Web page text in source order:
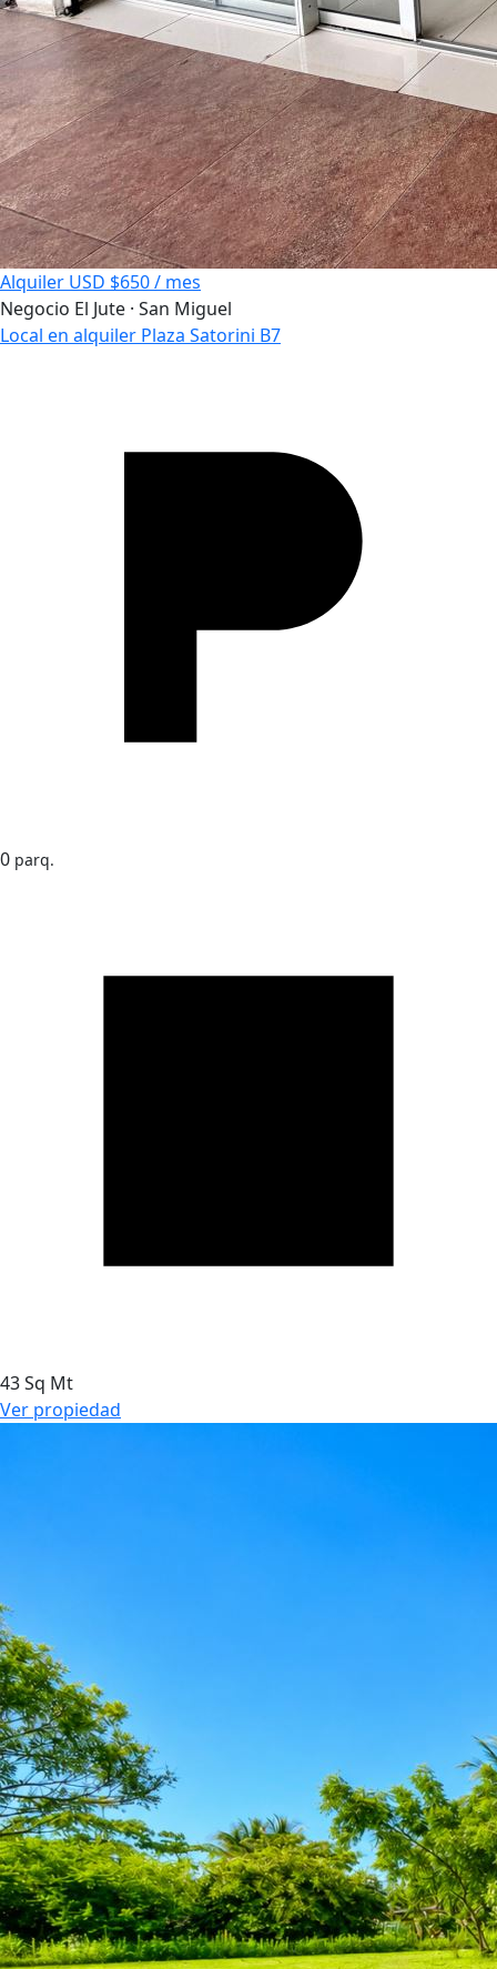
Alquiler USD $650 / mes
Negocio El Jute · San Miguel
Local en alquiler Plaza Satorini B7
0 parq.
43 Sq Mt
Ver propiedad